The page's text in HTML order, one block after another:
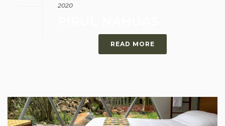
2020
READ MORE